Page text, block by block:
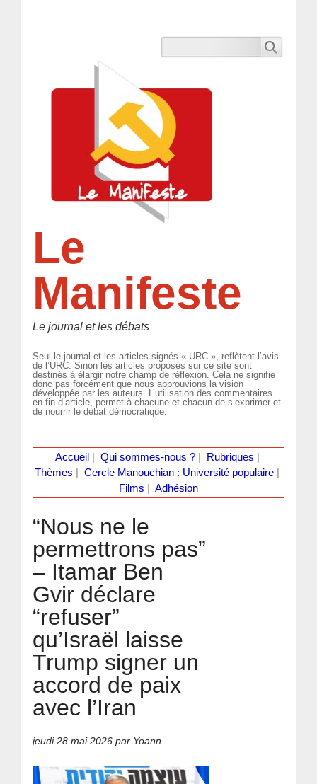
Le
Manifeste
Le journal et les débats
Seul le journal et les articles signés « URC », reflètent l’avis
de l’URC. Sinon les articles proposés sur ce site sont
destinés à élargir notre champ de réflexion. Cela ne signifie
donc pas forcément que nous approuvions la vision
développée par les auteurs. L’utilisation des commentaires
en fin d’article, permet à chacune et chacun de s’exprimer et
de nourrir le débat démocratique.
Accueil Qui sommes-nous ?| Rubriques
Thèmes
Cercle Manouchian : Université populaire
Films
Adhésion
“Nous ne le
permettrons pas”
– Itamar Ben
Gvir déclare
“refuser”
qu’Israël laisse
Trump signer un
accord de paix
avec l’Iran
jeudi 28 mai 2026 par Yoann